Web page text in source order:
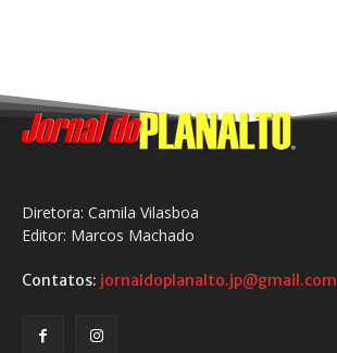
Diretora: Camila Vilasboa
Editor: Marcos Machado
Contatos: jornaldoplanalto.jp@gmail.com